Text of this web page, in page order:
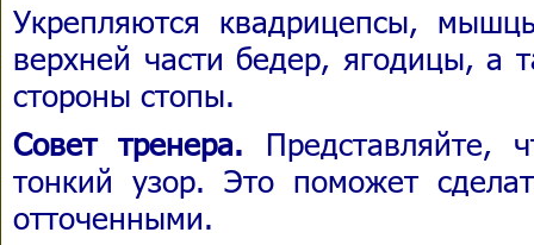
Укрепляются квадрицепсы,
верхней части бедер, ягодицы, а
стороны стопы.
Совет тренера. Представляйте,
тонкий узор. Это поможет
отточенными.